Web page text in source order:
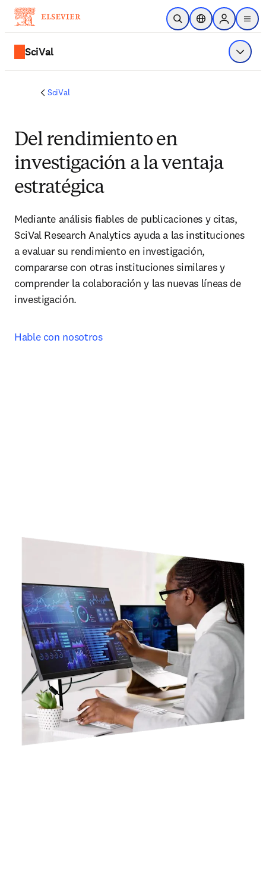
Saltar al contenido principal
Abrir búsqueda
Selector deSign in to
menu
SciVal
SciVal
Del rendimiento en
investigación a la ventaja
estratégica
Mediante análisis fiables de publicaciones y citas,
SciVal Research Analytics ayuda a las instituciones
a evaluar su rendimiento en investigación,
compararse con otras instituciones similares y
comprender la colaboración y las nuevas líneas de
investigación.
Hable con nosotros